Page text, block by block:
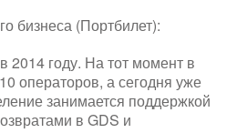
бизнеса (Портбилет):
2014 году. На тот момент в
операторов, а сегодня уже
занимается поддержкой
в GDS и